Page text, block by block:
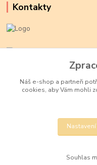
Kontakty
+420 774
info@fajnekorale.cz
Náš e-shop a partneři
cookies, aby Vám mohli
Nastavení
Souhlas